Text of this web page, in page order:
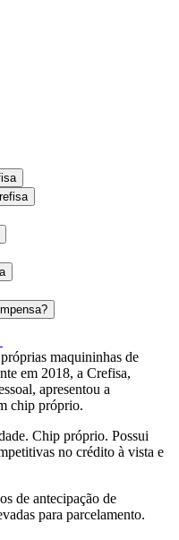
maquininhas de
em 2018, a Crefisa,
apresentou a
chip próprio.
Chip próprio. Possui
no crédito à vista e
de antecipação de
para parcelamento.